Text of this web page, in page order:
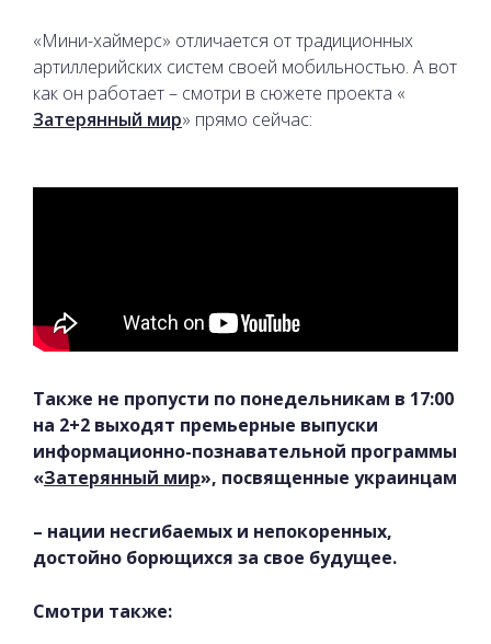
«Мини-хаймерс» отличается от традиционных
артиллерийских систем своей мобильностью. А вот
как он работает – смотри в сюжете проекта «
Затерянный мир» прямо сейчас:
Также не пропусти по понедельникам в 17:00
на 2+2 выходят премьерные выпуски
информационно-познавательной программы
«Затерянный мир», посвященные украинцам
– нации несгибаемых и непокоренных,
достойно борющихся за свое будущее.
Смотри также: